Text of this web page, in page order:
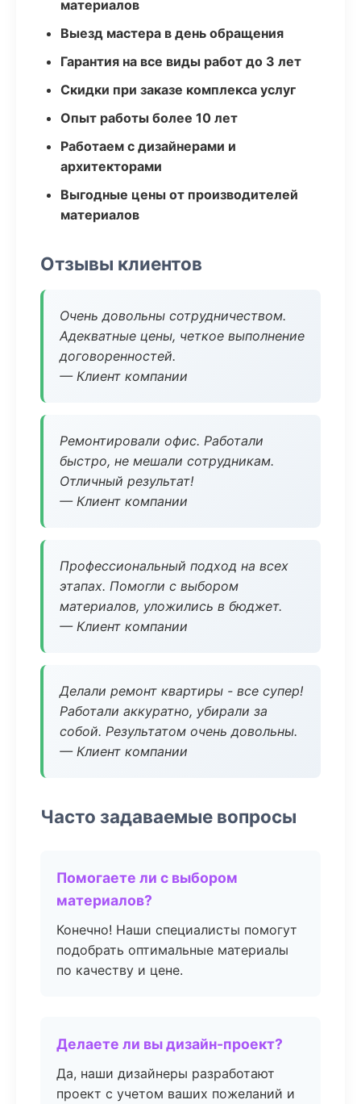
материалов
Выезд мастера в день обращения
Гарантия на все виды работ до 3 лет
Скидки при заказе комплекса услуг
Опыт работы более 10 лет
Работаем с дизайнерами и
архитекторами
Выгодные цены от производителей
материалов
Отзывы клиентов
Очень довольны сотрудничеством.
Адекватные цены, четкое выполнение
договоренностей.
— Клиент компании
Ремонтировали офис. Работали
быстро, не мешали сотрудникам.
Отличный результат!
— Клиент компании
Профессиональный подход на всех
этапах. Помогли с выбором
материалов, уложились в бюджет.
— Клиент компании
Делали ремонт квартиры - все супер!
Работали аккуратно, убирали за
собой. Результатом очень довольны.
— Клиент компании
Часто задаваемые вопросы
Помогаете ли с выбором
материалов?
Конечно! Наши специалисты помогут
подобрать оптимальные материалы
по качеству и цене.
Делаете ли вы дизайн-проект?
Да, наши дизайнеры разработают
проект с учетом ваших пожеланий и